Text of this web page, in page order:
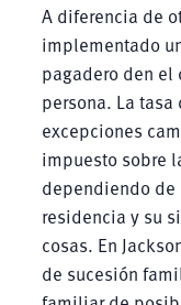
A diferencia de
implementado
pagadero den
persona. La
excepciones
impuesto sobre
dependiendo
residencia y su
cosas. En
de sucesión